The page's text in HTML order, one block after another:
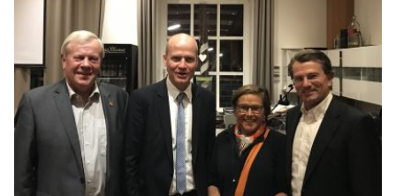
SPORT
BAUAUSSCHUSS
FINANZAUSSCHUSS
KREISAUSSCHUSS
KREISWAHLAUSSCHUSS
POLIZEIBEIRAT
RECHNUNGSPRÜFUNG
AUSSCHUSS FÜR SOZIALES UND GESUNDHEIT
WAHLPRÜFUNGSAUSSCHUSS